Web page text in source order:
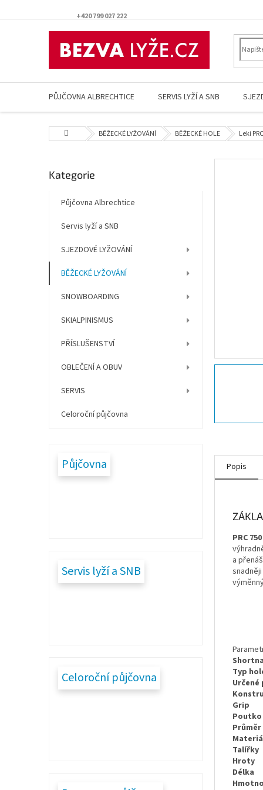
+420 799 027 222
PŮJČOVNA ALBRECHTICE SERVIS LYŽÍ A SNB
Domů BĚŽECKÉ LYŽOVÁNÍ BĚŽECKÉ HOLE Leki
o
Přeskočit
Kategorie
Půjčovna Albrechtice
Servis lyží a SNB
SJEZDOVÉ LYŽOVÁNÍ
BĚŽECKÉ LYŽOVÁNÍ
SNOWBOARDING
SKIALPINISMUS
PŘÍSLUŠENSTVÍ
OBLEČENÍ A OBUV
SERVIS
Celoroční půjčovna
Půjčovna
Servis lyží a SNB
Celoroční půjčovna
Popis
PRC 750
a
Typ
Určené
Grip
Talířky
Hroty
Délka